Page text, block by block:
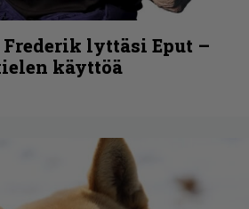
Frederik lyttäsi Eput –
käyttöä